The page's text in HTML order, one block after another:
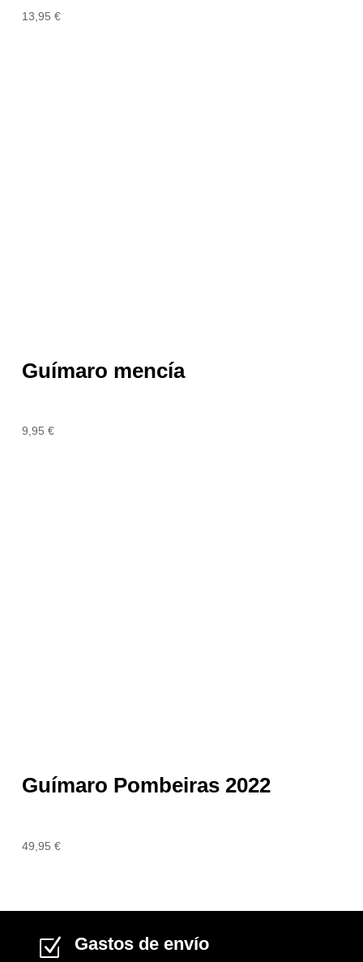
13,95€
Guímaro mencía
9,95€
Guímaro Pombeiras 2022
49,95€
Z Gastos de envío